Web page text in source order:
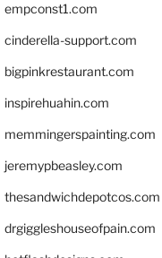
empconst1.com
cinderella-support.com
bigpinkrestaurant.com
inspirehuahin.com
memmingerspainting.com
jeremypbeasley.com
thesandwichdepotcos.com
drgiggleshouseofpain.com